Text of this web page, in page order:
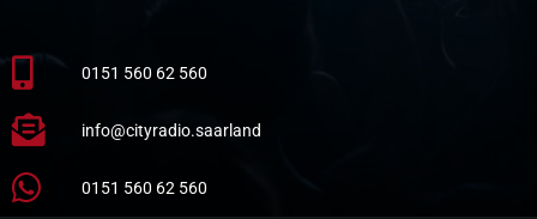
0151 560 62 560
info@cityradio.saarland
0151 560 62 560